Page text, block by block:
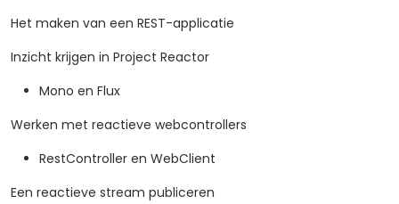
Het maken van een REST-applicatie
Inzicht krijgen in Project Reactor
Mono en Flux
Werken met reactieve webcontrollers
RestController en WebClient
Een reactieve stream publiceren